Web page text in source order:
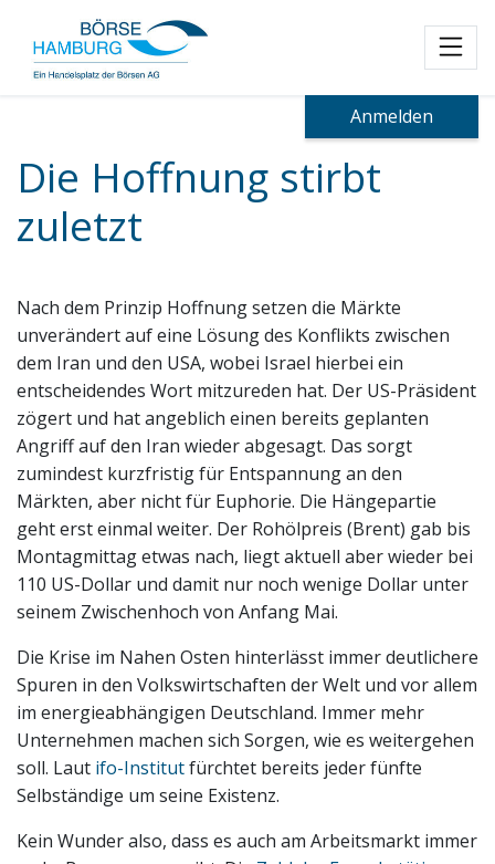
Anmelden
Die Hoffnung stirbt
zuletzt
Nach dem Prinzip Hoffnung setzen die Märkte
unverändert auf eine Lösung des Konflikts zwischen
dem Iran und den USA, wobei Israel hierbei ein
entscheidendes Wort mitzureden hat. Der US-Präsident
zögert und hat angeblich einen bereits geplanten
Angriff auf den Iran wieder abgesagt. Das sorgt
zumindest kurzfristig für Entspannung an den
Märkten, aber nicht für Euphorie. Die Hängepartie
geht erst einmal weiter. Der Rohölpreis (Brent) gab bis
Montagmittag etwas nach, liegt aktuell aber wieder bei
110 US-Dollar und damit nur noch wenige Dollar unter
seinem Zwischenhoch von Anfang Mai.
Die Krise im Nahen Osten hinterlässt immer deutlichere
Spuren in den Volkswirtschaften der Welt und vor allem
im energieabhängigen Deutschland. Immer mehr
Unternehmen machen sich Sorgen, wie es weitergehen
soll. Laut ifo-Institutfürchtet bereits jeder fünfte
Selbständige um seine Existenz.
Kein Wunder also, dass es auch am Arbeitsmarkt immer